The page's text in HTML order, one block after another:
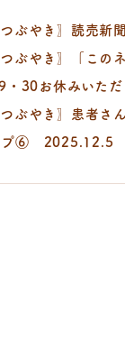
やき〗読売新聞 小
ぶやき〗「この
30お休みいただ
ぶやき〗患者さ
プ⑥ 2025.12.5